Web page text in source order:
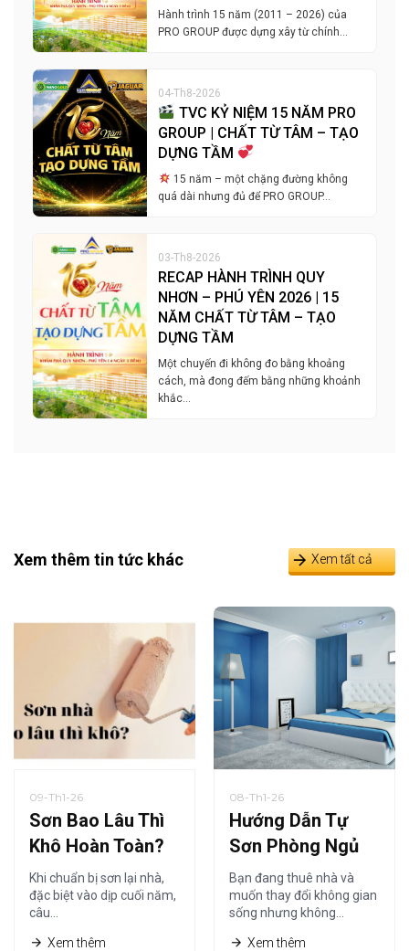
Hành trình 15 năm (2011 – 2026) của
PRO GROUP được dựng xây từ chính…
04-Th8-2026
TVC KỶ NIỆM 15 NĂM PRO
GROUP | CHẤT TỪ TÂM – TẠO
DỰNG TẦM
15 năm – một chặng đường không
quá dài nhưng đủ để PRO GROUP…
03-Th8-2026
RECAP HÀNH TRÌNH QUY
NHƠN – PHÚ YÊN 2026 | 15
NĂM CHẤT TỪ TÂM – TẠO
DỰNG TẦM
Một chuyến đi không đo bằng khoảng
cách, mà đong đếm bằng những khoảnh
khắc…
Xem thêm tin tức khác Xem tất cả
09-Th1-26
Sơn Bao Lâu Thì
Khô Hoàn Toàn?
Thời Gian Khô
Sơn Nội Thất Chi
Tiết Nhất
Khi chuẩn bị sơn lại nhà,
đặc biệt vào dịp cuối năm,
câu…
Xem thêm
08-Th1-26
Hướng Dẫn Tự
Sơn Phòng Ngủ
Tiết Kiệm Cho
Người Thuê Nhà
Bạn đang thuê nhà và
muốn thay đổi không gian
sống nhưng không…
Xem thêm